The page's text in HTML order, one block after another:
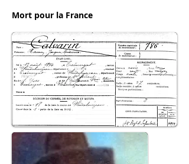
Mort pour la France